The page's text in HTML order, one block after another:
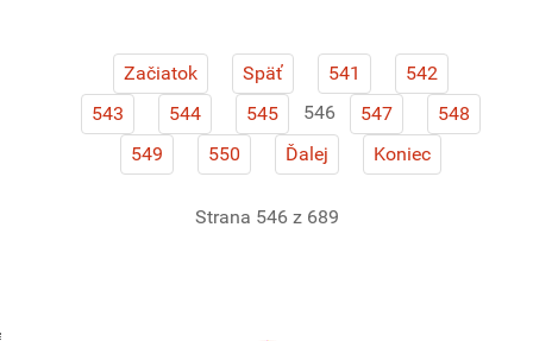
Začiatok Späť 541
542
543
544 545 546 547
548
549
550 Ďalej Koniec
Strana 546 z 689